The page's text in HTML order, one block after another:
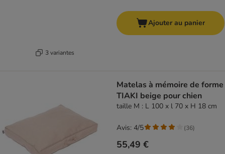
3 variantes
Ajouter au panier
Matelas à mémoire de forme
TIAKI beige pour chien
taille M : L 100 x l 70 x H 18 cm
55,49 €
Avis: 4/5 (36)